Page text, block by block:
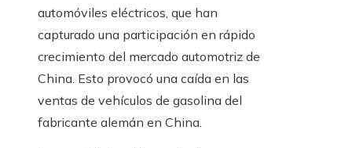
automóviles eléctricos, que han
capturado una participación en rápido
crecimiento del mercado automotriz de
China. Esto provocó una caída en las
ventas de vehículos de gasolina del
fabricante alemán en China.